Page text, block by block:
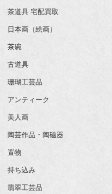
茶道具 宅配買取
日本画（絵画）
茶碗
古道具
珊瑚工芸品
アンティーク
美人画
陶芸作品・陶磁器
置物
持ち込み
翡翠工芸品